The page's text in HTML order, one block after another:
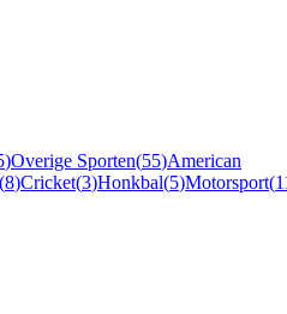
)Overige Sporten(55)American
(8)Cricket(3)Honkbal(5)Motorsport(